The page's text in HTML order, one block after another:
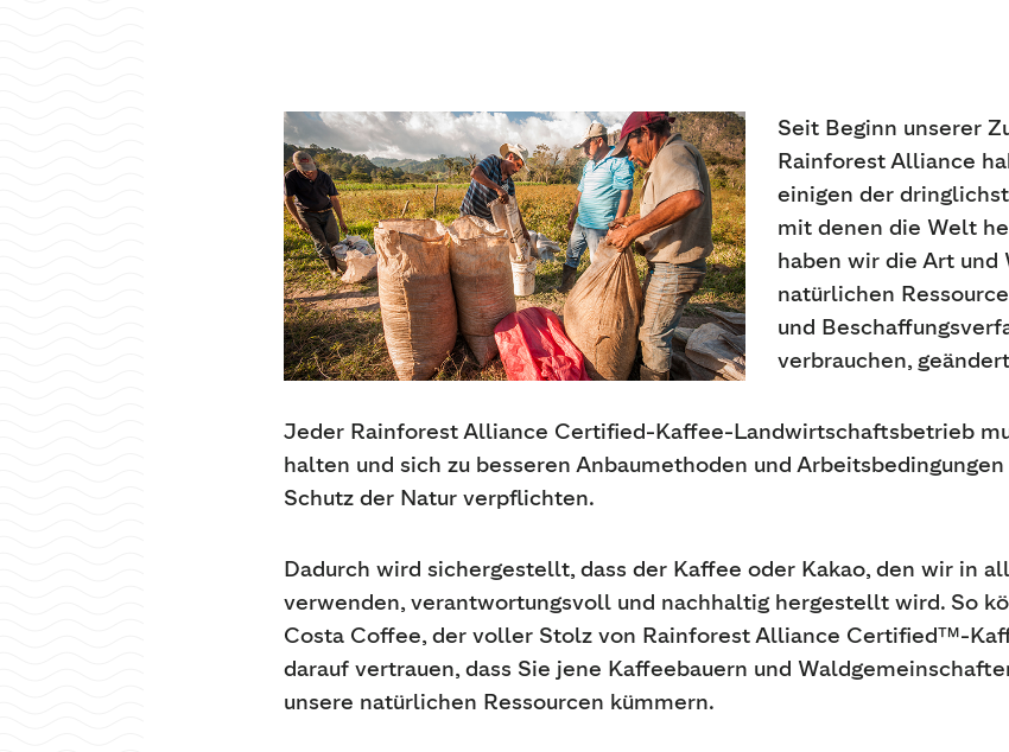
Seit Beginn unserer
Rainforest Alliance
einigen der
mit denen die Welt
haben wir die Art und
natürlichen
und
verbrauchen,
Jeder Rainforest Alliance Certified-Kaffee-Landwirtschaftsbetrieb
halten und sich zu besseren Anbaumethoden und
Schutz der Natur verpflichten.
Dadurch wird sichergestellt, dass der Kaffee oder Kakao, den wir in
verwenden, verantwortungsvoll und nachhaltig hergestellt wird. So
Costa Coffee, der voller Stolz von Rainforest Alliance Certified™-
darauf vertrauen, dass Sie jene Kaffeebauern und
unsere natürlichen Ressourcen kümmern.